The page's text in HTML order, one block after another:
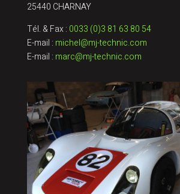
25440 CHARNAY
Tél. & Fax : 0033 (0)3 81 63 80 54
E-mail : michel@mj-technic.com
E-mail : marc@mj-technic.com